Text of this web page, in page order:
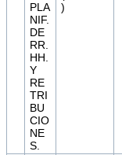
PLA
NIF.
DE
RR.
HH.
Y
RE
TRI
BU
CIO
NE
S.
)